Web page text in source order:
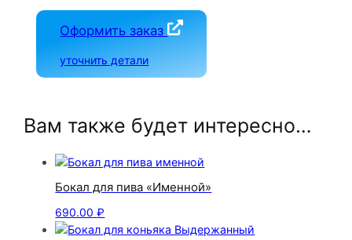
Оформить заказ
уточнить детали
Вам также будет интересно…
Бокал для пива «Именной»
690.00₽